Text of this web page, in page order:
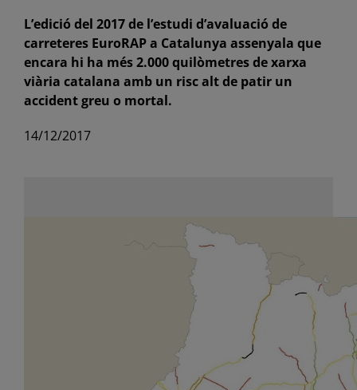
L’edició del 2017 de l’estudi d’avaluació de
carreteres EuroRAP a Catalunya assenyala que
encara hi ha més 2.000 quilòmetres de xarxa
viària catalana amb un risc alt de patir un
accident greu o mortal.
14/12/2017